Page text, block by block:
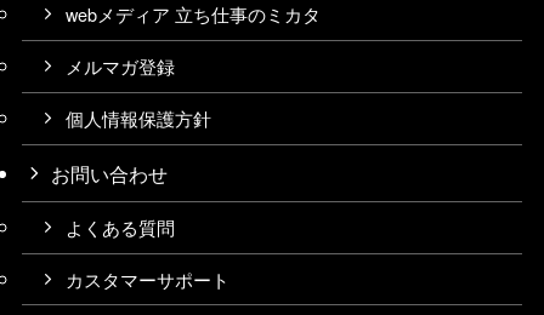
webメディア 立ち仕事のミカタ
メルマガ登録
個人情報保護方針
お問い合わせ
よくある質問
カスタマーサポート